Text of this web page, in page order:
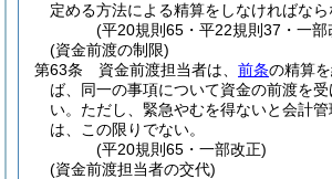
定める方法による精算をしなければなら
(平20規則65・平22規則37・一部
(資金前渡の制限)
第63条
資金前渡担当者は、 前条の精算
ば、同一の事項について資金の前渡を
い。 ただし、緊急やむを得ないと会計
は、この限りでない。
(平20規則65・一部改正)
(資金前渡担当者の交代)